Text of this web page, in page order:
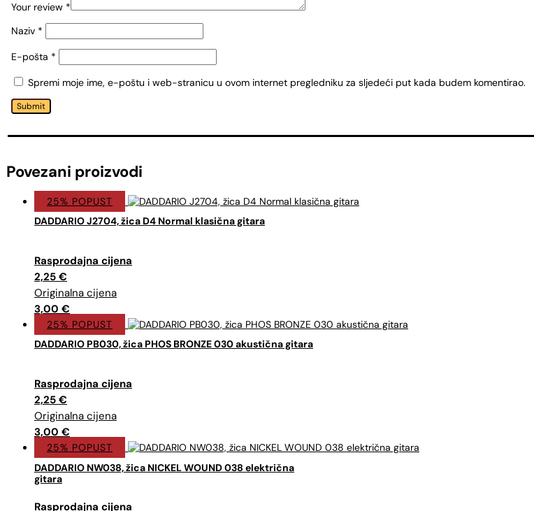
Your review *
Naziv *
E-pošta *
Spremi moje ime, e-poštu i web-stranicu u ovom internet pregledniku za sljedeći put kada budem komentirao.
Submit
Povezani proizvodi
25% POPUST
DADDARIO J2704, žica D4 Normal klasična gitara
3,00 €
Izvorna
cijena
bila
je:
3,00 €.
2,25 €
Trenutna
cijena
je:
2,25 €.
25% POPUST
DADDARIO PB030, žica PHOS BRONZE 030 akustična gitara
3,00 €
Izvorna
cijena
bila
je:
3,00 €.
2,25 €
Trenutna
cijena
je:
2,25 €.
25% POPUST
DADDARIO NW038, žica NICKEL WOUND 038 električna
gitara
Izvorna
Trenutna